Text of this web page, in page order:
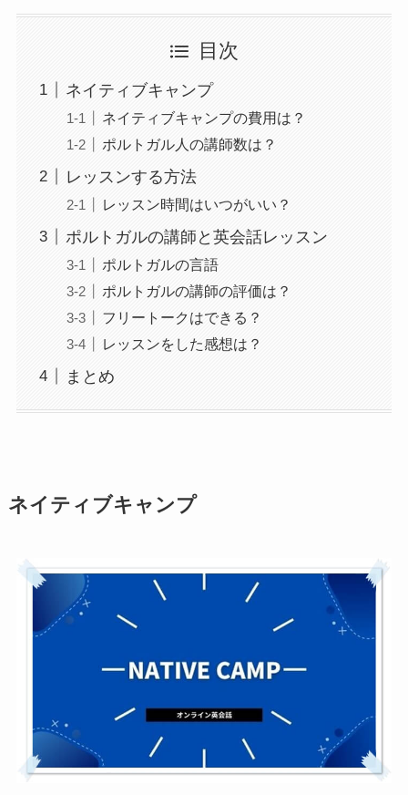
目次
ネイティブキャンプ
ネイティブキャンプの費用は？
ポルトガル人の講師数は？
レッスンする方法
レッスン時間はいつがいい？
ポルトガルの講師と英会話レッスン
ポルトガルの言語
ポルトガルの講師の評価は？
フリートークはできる？
レッスンをした感想は？
まとめ
ネイティブキャンプ